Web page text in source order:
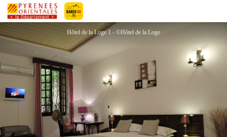
Pyrénées-Orientales Le Département
HOTEL DE LA LOGE
Hôtel de la Loge 1 - ©Hôtel de la Loge